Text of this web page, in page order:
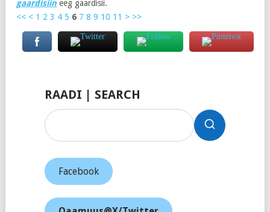
gaardisiin eeg gaardisii.
<< < 1 2 3 4 5 6 7 8 9 10 11 > >>
RAADI | SEARCH
Facebook